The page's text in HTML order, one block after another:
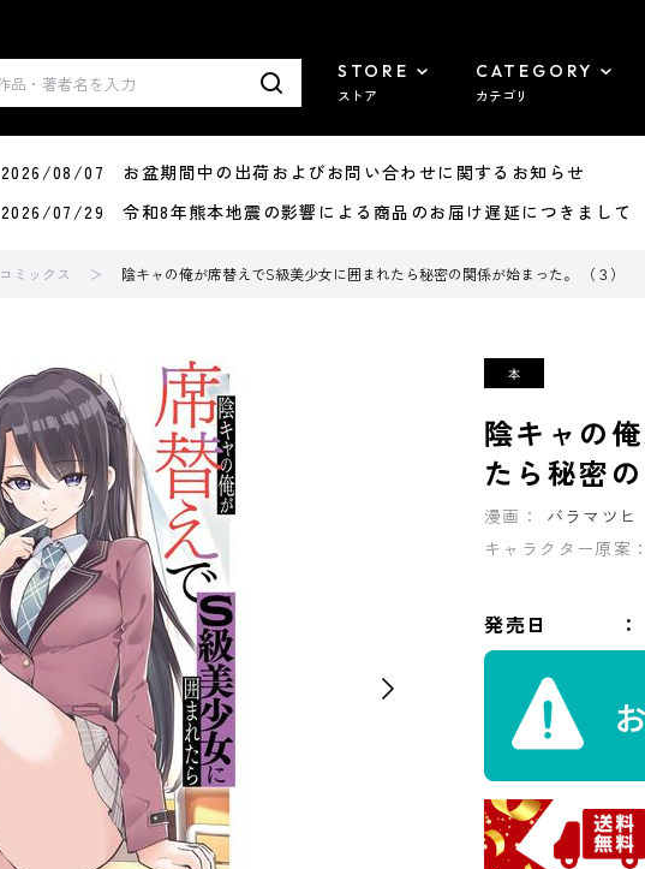
STORE
ストア
CATEGORY
カテゴリ
2026/08/07 お盆期間中の出荷およびお問い合わせに関するお知らせ
2026/07/29 令和8年熊本地震の影響による商品のお届け遅延につきまして
コミックス 陰キャの俺が席替えでS級美少女に囲まれたら秘密の関係が始まった。 （３）
陰キャの
たら秘密
漫画：
バラマツヒ
キャラクター原案
発売日